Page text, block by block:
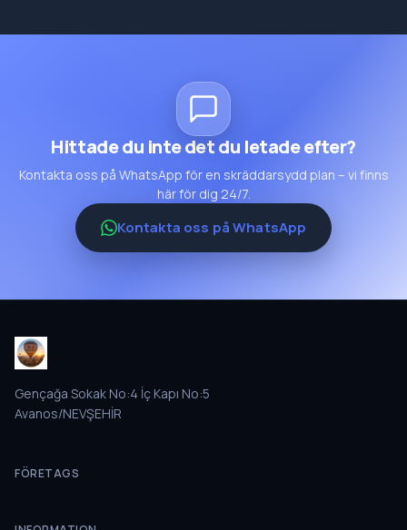
Hittade du inte det du letade efter?
Kontakta oss på WhatsApp för en skräddarsydd plan – vi finns
här för dig 24/7.
Kontakta oss på WhatsApp
Gençağa Sokak No:4 İç Kapı No:5
Avanos/NEVŞEHİR
FÖRETAGS